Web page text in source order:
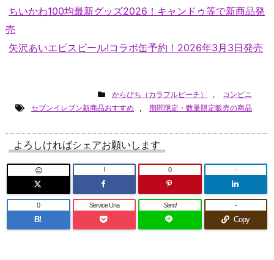
ちいかわ100均最新グッズ2026！キャンドゥ等で新商品発
売
矢沢あいエビスビール!コラボ缶予約！2026年3月3日発売
からぴち（カラフルピーチ） ,
コンビニ
セブンイレブン新商品おすすめ
, 期間限定・数量限定販売の商品
よろしければシェアお願いします
! 0 -
B!
0 Service Una Send
Copy
-